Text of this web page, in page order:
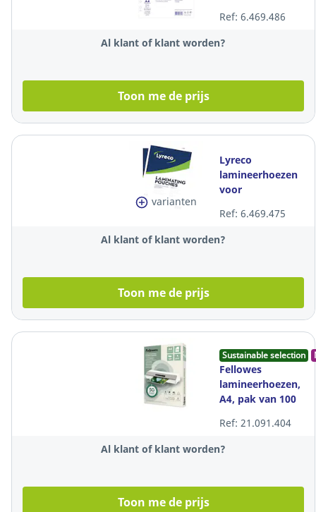
warmlaminatie,
A4, 250 (2x125)
mic, 100
Ref: 6.469.486
Al klant of klant worden?
Toon me de prijs
varianten
Lyreco
lamineerhoezen
voor
A4, 150 (2x75)
micron, mat, per
100
Ref: 6.469.475
Al klant of klant worden?
Toon me de prijs
Sustainable selection
Fellowes
lamineerhoezen,
A4, pak van 100
Ref: 21.091.404
Al klant of klant worden?
Toon me de prijs